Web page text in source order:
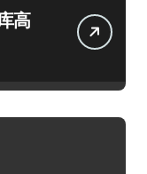
高